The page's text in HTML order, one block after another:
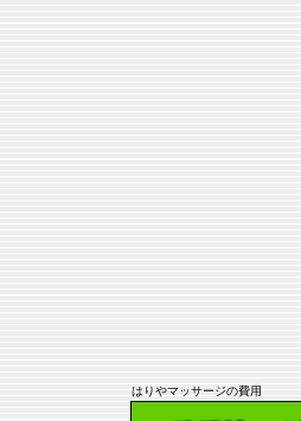
はりやマッサージの費用